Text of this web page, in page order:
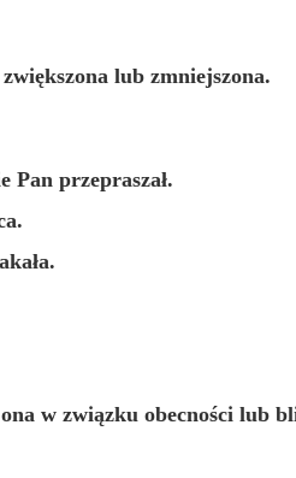
lub zmniejszona.
Pan przepraszał.
w związku obecności lub